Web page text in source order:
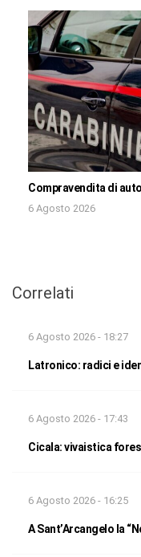
Compravendita di
6 Agosto 2026
Correlati
6 Agosto 2026 - 18:27
Latronico: radici e
6 Agosto 2026 - 17:43
Cicala: vivaistica
6 Agosto 2026 - 16:25
A Sant’Arcangelo la